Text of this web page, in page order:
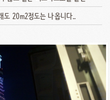
도 20m2정도는 나옵니다..